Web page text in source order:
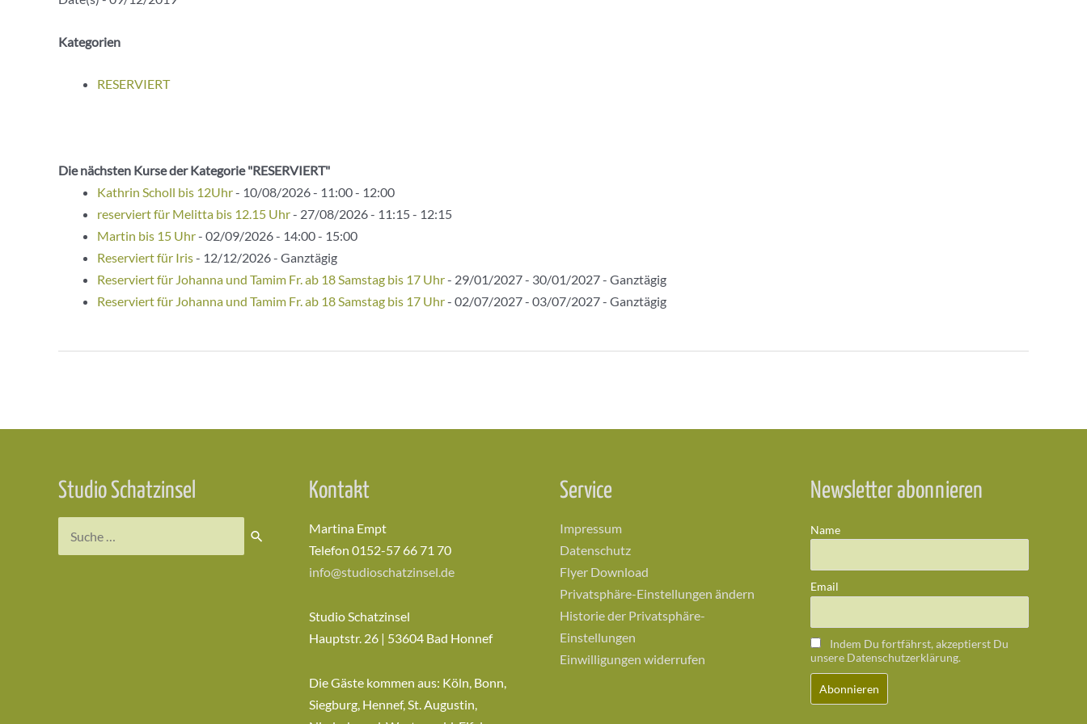
Kategorien
RESERVIERT
Die nächsten Kurse der Kategorie "RESERVIERT"
Kathrin Scholl bis 12Uhr- 10/08/2026 - 11:00 - 12:00
reserviert für Melitta bis 12.15 Uhr- 27/08/2026 - 11:15 - 12:15
Martin bis 15 Uhr- 02/09/2026 - 14:00 - 15:00
Reserviert für Iris- 12/12/2026 - Ganztägig
Reserviert für Johanna und Tamim Fr. ab 18 Samstag bis 17 Uhr- 29/01/2027 - 30/01/2027 - Ganztägig
Reserviert für Johanna und Tamim Fr. ab 18 Samstag bis 17 Uhr- 02/07/2027 - 03/07/2027 - Ganztägig
Studio Schatzinsel Kontakt
Martina Empt
Telefon 0152-57 66 71 70
info@studioschatzinsel.de
Studio Schatzinsel
Hauptstr. 26 | 53604 Bad Honnef
Die Gäste kommen aus: Köln, Bonn,
Siegburg, Hennef, St. Augustin,
Service
Impressum
Datenschutz
Flyer Download
Privatsphäre-Einstellungen ändern
Historie der Privatsphäre-
Einstellungen
Einwilligungen widerrufen
Newsletter abonnieren
Name
Email
Indem Du fortfährst, akzeptierst Du
unsere Datenschutzerklärung.